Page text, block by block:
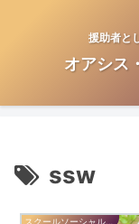
援助者と
オアシス
ssw